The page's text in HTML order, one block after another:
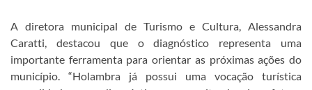
A diretora municipal de Turismo e Cultura, Alessandra
Caratti, destacou que o diagnóstico representa uma
importante ferramenta para orientar as próximas ações do
município. “Holambra já possui uma vocação turística